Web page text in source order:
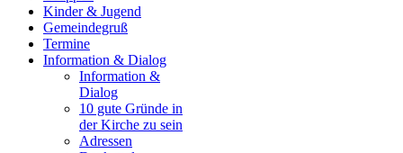
Kinder & Jugend
Gemeindegruß
Termine
Information & Dialog
Information &
Dialog
10 gute Gründe in
der Kirche zu sein
Adressen